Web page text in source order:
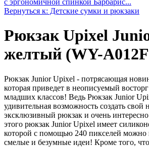
Вернуться к: Детские сумки и рюкзаки
Рюкзак Upixel
желтый (WY-
Рюкзак Junior Upixel - потрясающая
которая приведет в неописуемый
младших классов! Ведь Рюкзак Junior
удивительная возможность создать
эксклюзивный рюкзак и очень
этого рюкзак Junior Upixel имеет
которой с помощью 240 пикселей можно
смелые и безумные идеи! Кроме того,